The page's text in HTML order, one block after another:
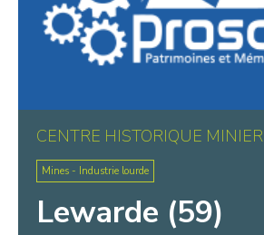
CENTRE HISTORIQUE MINIER
Mines - Industrie lourde
Lewarde (59)